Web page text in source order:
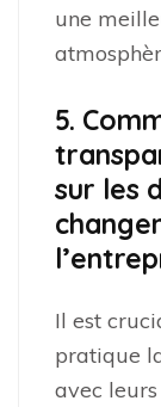
une
5.
sur les
Il est
pratique
avec